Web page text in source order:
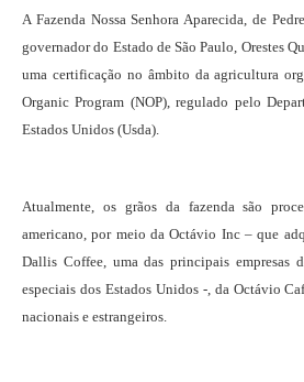
A Fazenda Nossa Senhora Aparecida, de
governador do Estado de São Paulo, Orestes
uma certificação no âmbito da agricultura
Organic Program (NOP), regulado pelo
Estados Unidos (Usda).
Atualmente, os grãos da fazenda são
americano, por meio da Octávio Inc – que
Dallis Coffee, uma das principais empresas
especiais dos Estados Unidos -, da Octávio
nacionais e estrangeiros.